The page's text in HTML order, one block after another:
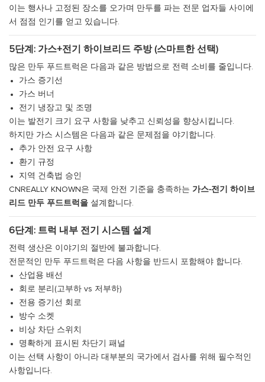
이는 행사나 고정된 장소를 오가며 만두를 파는 전문 업자들 사이에
서 점점 인기를 얻고 있습니다.
5단계: 가스+전기 하이브리드 주방 (스마트한 선택)
많은 만두 푸드트럭은 다음과 같은 방법으로 전력 소비를 줄입니다.
가스 증기선
가스 버너
전기 냉장고 및 조명
이는 발전기 크기 요구 사항을 낮추고 신뢰성을 향상시킵니다.
하지만 가스 시스템은 다음과 같은 문제점을 야기합니다.
추가 안전 요구 사항
환기 규정
지역 건축법 승인
CNREALLY KNOWN은 국제 안전 기준을 충족하는 가스-전기 하이브
리드 만두 푸드트럭을 설계합니다.
6단계: 트럭 내부 전기 시스템 설계
전력 생산은 이야기의 절반에 불과합니다.
전문적인 만두 푸드트럭은 다음 사항을 반드시 포함해야 합니다.
산업용 배선
회로 분리(고부하 vs 저부하)
전용 증기선 회로
방수 소켓
비상 차단 스위치
명확하게 표시된 차단기 패널
이는 선택 사항이 아니라 대부분의 국가에서 검사를 위해 필수적인
사항입니다.